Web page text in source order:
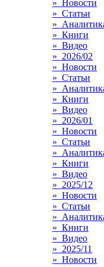
» Новости
» Статьи
»
» Книги
» Видео
» 2026/02
» Новости
» Статьи
»
» Книги
» Видео
» 2026/01
» Новости
» Статьи
»
» Книги
» Видео
» 2025/12
» Новости
» Статьи
»
» Книги
» Видео
» 2025/11
» Новости